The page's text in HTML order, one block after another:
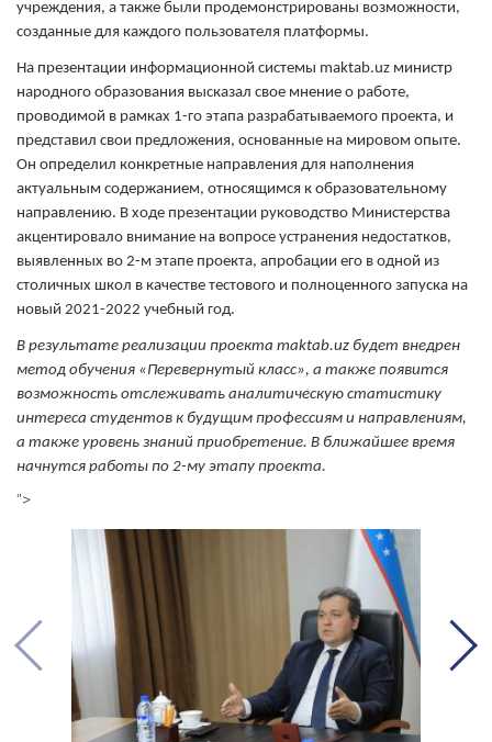
учреждения, а также были продемонстрированы возможности,
созданные для каждого пользователя платформы.
На презентации информационной системы maktab.uz министр
народного образования высказал свое мнение о работе,
проводимой в рамках 1-го этапа разрабатываемого проекта, и
представил свои предложения, основанные на мировом опыте.
Он определил конкретные направления для наполнения
актуальным содержанием, относящимся к образовательному
направлению. В ходе презентации руководство Министерства
акцентировало внимание на вопросе устранения недостатков,
выявленных во 2-м этапе проекта, апробации его в одной из
столичных школ в качестве тестового и полноценного запуска на
новый 2021-2022 учебный год.
В результате реализации проекта maktab.uz будет внедрен
метод обучения «Перевернутый класс», а также появится
возможность отслеживать аналитическую статистику
интереса студентов к будущим профессиям и направлениям,
а также уровень знаний приобретение. В ближайшее время
начнутся работы по 2-му этапу проекта.
">